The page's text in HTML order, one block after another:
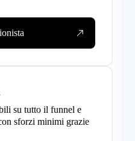
su tutto il funnel e
sforzi minimi grazie